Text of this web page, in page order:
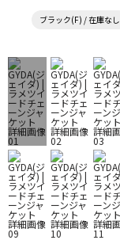
ブラック(F) / 在庫なし